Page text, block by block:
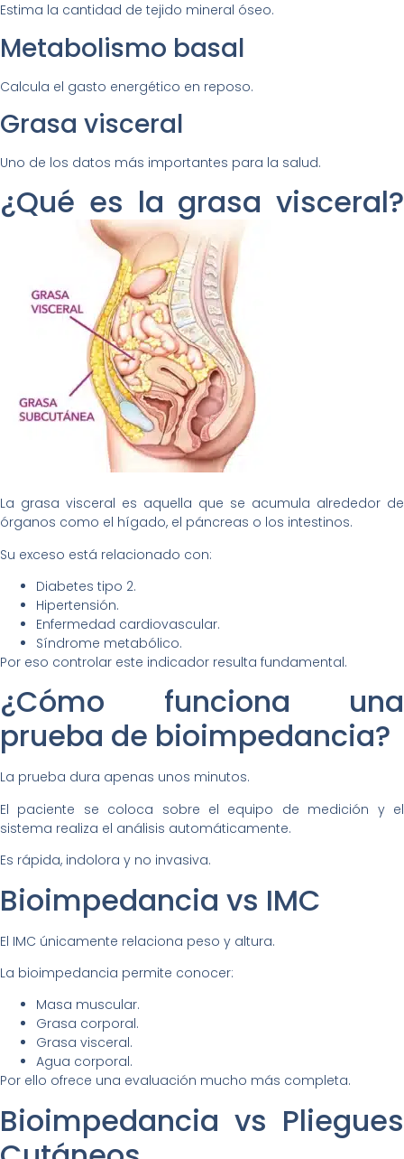
Estima la cantidad de tejido mineral óseo.
Metabolismo basal
Calcula el gasto energético en reposo.
Grasa visceral
Uno de los datos más importantes para la salud.
¿Qué es la grasa visceral?
La grasa visceral es aquella que se acumula alrededor de
órganos como el hígado, el páncreas o los intestinos.
Su exceso está relacionado con:
Diabetes tipo 2.
Hipertensión.
Enfermedad cardiovascular.
Síndrome metabólico.
Por eso controlar este indicador resulta fundamental.
¿Cómo funciona una
prueba de bioimpedancia?
La prueba dura apenas unos minutos.
El paciente se coloca sobre el equipo de medición y el
sistema realiza el análisis automáticamente.
Es rápida, indolora y no invasiva.
Bioimpedancia vs IMC
El IMC únicamente relaciona peso y altura.
La bioimpedancia permite conocer:
Masa muscular.
Grasa corporal.
Grasa visceral.
Agua corporal.
Por ello ofrece una evaluación mucho más completa.
Bioimpedancia vs Pliegues